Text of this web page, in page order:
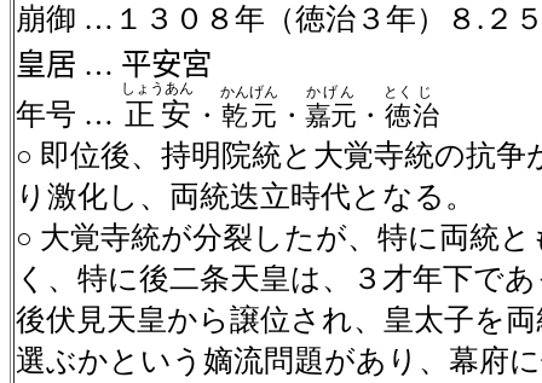
崩御 …１３０８年 （徳治３年）８ . ２
皇居 … 平安宮
年号 … 正安
しょうあん
・ 乾元
かんげん
・ 嘉元
かげん
・ 徳
とく
治
じ
○ 即位後、持明院統と大覚寺統の抗争
り激化し、両統迭立時代となる。
○ 大覚寺統が分裂したが、特に両統
く、特に後二条天皇は、３才年下で
後伏見天皇から譲位され、皇太子を
選ぶかという嫡流問題があり、幕府